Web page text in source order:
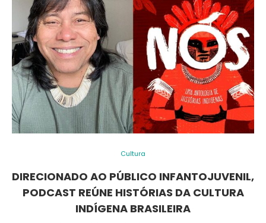
Cultura
DIRECIONADO AO PÚBLICO INFANTOJUVENIL,
PODCAST REÚNE HISTÓRIAS DA CULTURA
INDÍGENA BRASILEIRA